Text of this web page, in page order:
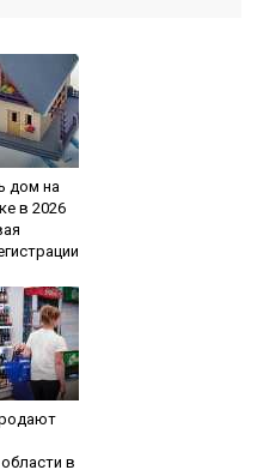
дом на
в 2026
в